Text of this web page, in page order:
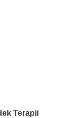
Terapii